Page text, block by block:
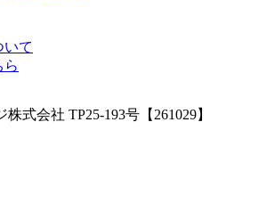
いて
ら
式会社 TP25-193号【261029】